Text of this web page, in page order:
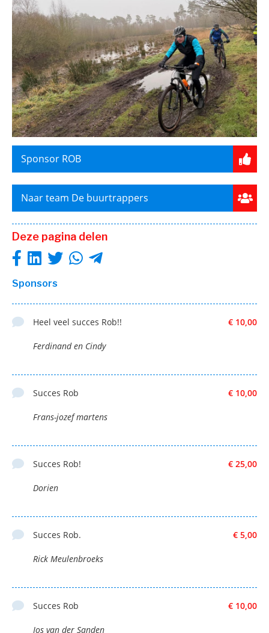
Sponsor ROB
Naar team De buurtrappers
Deze pagina delen
Sponsors
€ 10,00
Heel veel succes Rob!!
Ferdinand en Cindy
€ 10,00
Succes Rob
Frans-jozef martens
€ 25,00
Succes Rob!
Dorien
€ 5,00
Succes Rob.
Rick Meulenbroeks
€ 10,00
Succes Rob
Jos van der Sanden